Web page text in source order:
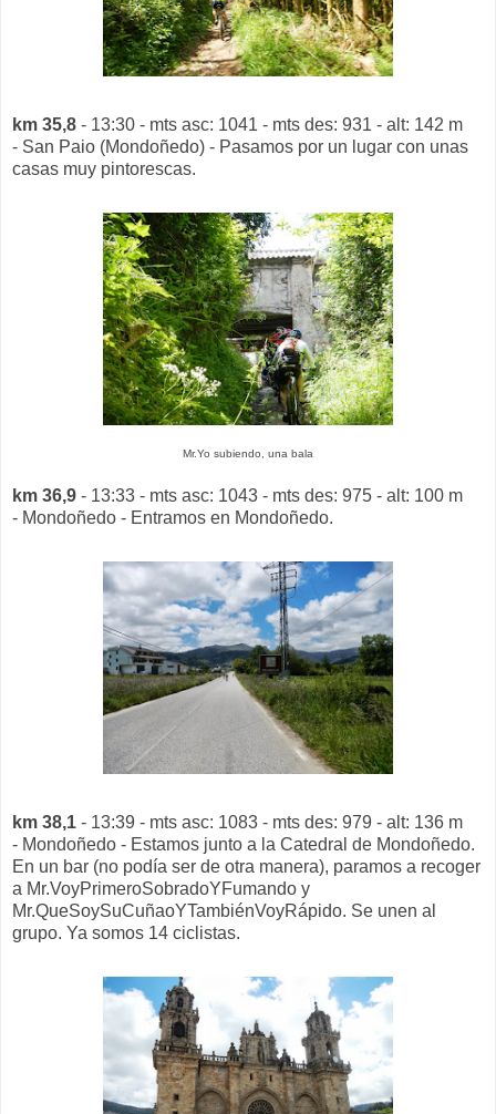
km 35,8 - 13:30 - mts asc: 1041 - mts des: 931 - alt: 142 m
- San Paio (Mondoñedo) - Pasamos por un lugar con unas
casas muy pintorescas.
Mr.Yo subiendo, una bala
km 36,9 - 13:33 - mts asc: 1043 - mts des: 975 - alt: 100 m
- Mondoñedo - Entramos en Mondoñedo.
km 38,1 - 13:39 - mts asc: 1083 - mts des: 979 - alt: 136 m
- Mondoñedo - Estamos junto a la Catedral de Mondoñedo.
En un bar (no podía ser de otra manera), paramos a recoger
a Mr.VoyPrimeroSobradoYFumando y
Mr.QueSoySuCuñaoYTambiénVoyRápido. Se unen al
grupo. Ya somos 14 ciclistas.